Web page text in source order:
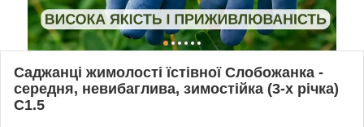
Саджанці жимолості їстівної Слобожанка -
середня, невибаглива, зимостійка (3-х річка)
С1.5